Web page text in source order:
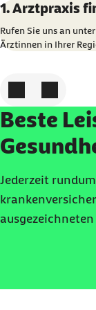
Karussell mit 4
Element 1 von 4
1. Arztpraxis
Rufen Sie uns an unter
Ärztinnen in Ihrer
Beste
Jederzeit
ausgezeichneten